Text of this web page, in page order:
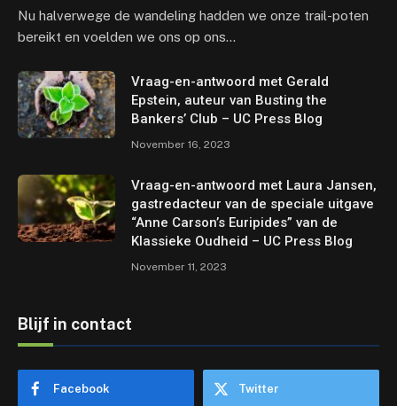
Nu halverwege de wandeling hadden we onze trail-poten
bereikt en voelden we ons op ons…
Vraag-en-antwoord met Gerald
Epstein, auteur van Busting the
Bankers’ Club – UC Press Blog
November 16, 2023
Vraag-en-antwoord met Laura Jansen,
gastredacteur van de speciale uitgave
“Anne Carson’s Euripides” van de
Klassieke Oudheid – UC Press Blog
November 11, 2023
Blijf in contact
Facebook Twitter